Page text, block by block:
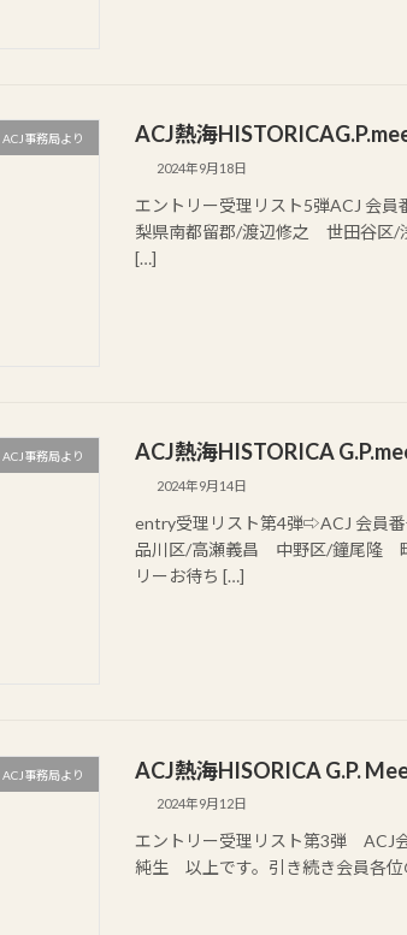
ACJ事務局より ACJ熱海
2024年9月18日
エントリー受理リスト5弾ACJ 会
梨県南都留郡/渡辺修之 世田谷区/
[…]
ACJ事務局より ACJ熱海HISTORICA
2024年9月14日
entry受理リスト第4弾⇨ACJ 会員
品川区/高瀬義昌 中野区/鐘尾隆
リーお待ち […]
ACJ事務局より ACJ熱海HISORICA G.P.
2024年9月12日
エントリー受理リスト第3弾 ACJ
純生 以上です。引き続き会員各位